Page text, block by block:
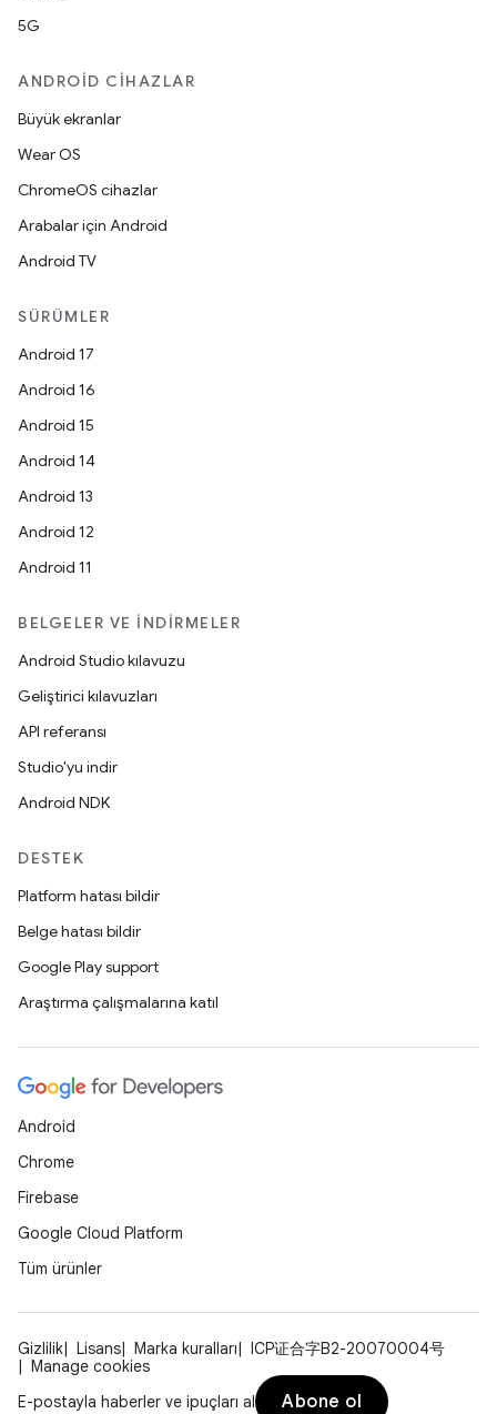
5G
ANDROID CIHAZLAR
Büyük ekranlar
Wear OS
ChromeOS cihazlar
Arabalar için Android
Android TV
SÜRÜMLER
Android 17
Android 16
Android 15
Android 14
Android 13
Android 12
Android 11
BELGELER VE İNDIRMELER
Android Studio kılavuzu
Geliştirici kılavuzları
API referansı
Studio'yu indir
Android NDK
DESTEK
Platform hatası bildir
Belge hatası bildir
Google Play support
Araştırma çalışmalarına katıl
Android
Chrome
Firebase
Google Cloud Platform
Tüm ürünler
Gizlilik Lisans Marka kuralları
ICP证合字B2-20070004号
Manage cookies
E-postayla haberler ve ipuçları al
Abone ol